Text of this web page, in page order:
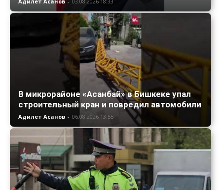
В микрорайоне «Асанбай» в Бишкеке упал
строительный кран и повредил автомобили
Адилет Асанов - 06.08.2026 13:55